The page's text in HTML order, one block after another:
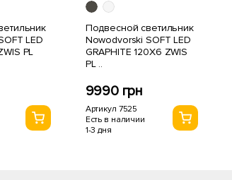
LED
PL
Подвесной светильник
Nowodvorski SOFT LED
GRAPHITE 120X6 ZWIS
PL ..
9990 грн
Артикул 7525
Есть в наличии
1-3 дня